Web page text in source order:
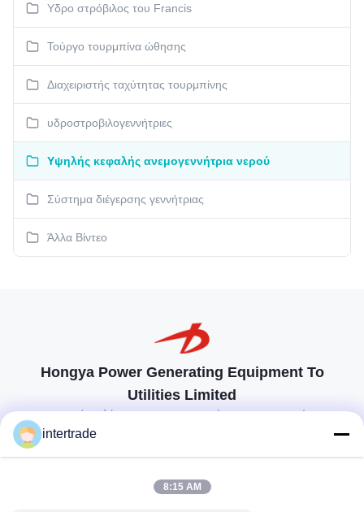
Υδρο στρόβιλος του Francis
Τούργο τουρμπίνα ώθησης
Διαχειριστής ταχύτητας τουρμπίνης
υδροστροβιλογεννήτριες
Υψηλής κεφαλής ανεμογεννήτρια νερού
Σύστημα διέγερσης γεννήτριας
Άλλα Βίντεο
Hongya Power Generating Equipment To
Utilities Limited
προσαρμοσμένες λύσεις για να ανταποκρίνονται στις απαιτήσεις των
intertrade
8:15 AM